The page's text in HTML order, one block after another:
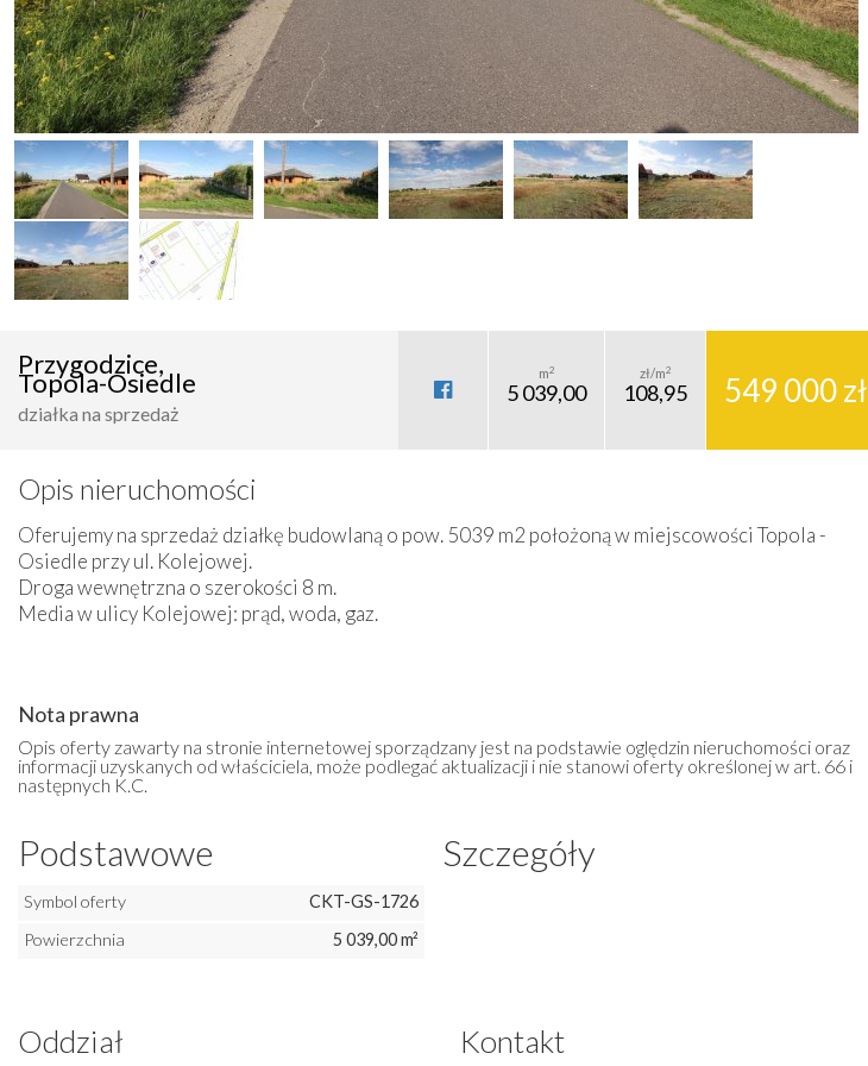
Przygodzice,
Topola-Osiedle
działka na sprzedaż
m2
5 039,00
zł/m2
108,95 549 000 zł
Opis nieruchomości
Oferujemy na sprzedaż działkę budowlaną o pow. 5039 m2 położoną w miejscowości Topola -
Osiedle przy ul. Kolejowej.
Droga wewnętrzna o szerokości 8 m.
Media w ulicy Kolejowej: prąd, woda, gaz.
Nota prawna
Opis oferty zawarty na stronie internetowej sporządzany jest na podstawie oględzin nieruchomości oraz
informacji uzyskanych od właściciela, może podlegać aktualizacji i nie stanowi oferty określonej w art. 66 i
następnych K.C.
Podstawowe
Symbol oferty
CKT-GS-1726
Powierzchnia
5 039,00 m²
Szczegóły
Oddział Kontakt